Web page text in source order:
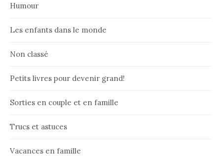
Humour
Les enfants dans le monde
Non classé
Petits livres pour devenir grand!
Sorties en couple et en famille
Trucs et astuces
Vacances en famille